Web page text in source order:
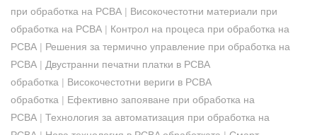
при обработка на PCBA | Високочестотни материали при
обработка на PCBA | Контрол на процеса при обработка на
PCBA | Решения за термично управление при обработка на
PCBA | Двустранни печатни платки в PCBA
обработка | Високочестотни вериги в PCBA
обработка | Ефективно запояване при обработка на
PCBA | Технология за автоматизация при обработка на